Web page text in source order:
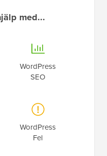
med...
WordPress
SEO
WordPress
Fel